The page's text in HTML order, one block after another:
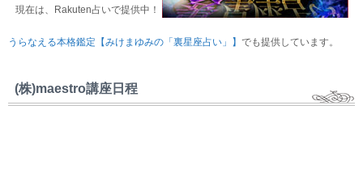
現在は、Rakuten占いで提供中！
うらなえる本格鑑定【みけまゆみの「裏星座占い」】 でも提供しています。
(株)maestro講座日程